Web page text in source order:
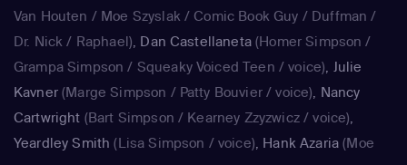
Van Houten / Moe Szyslak / Comic Book Guy / Duffman /
Dr. Nick / Raphael) Dan Castellaneta(Homer Simpson /
Grampa Simpson / Squeaky Voiced Teen / voice)
Julie
Kavner(Marge Simpson / Patty Bouvier / voice) Nancy
Cartwright (Bart Simpson / Kearney Zzyzwicz / voice)
Yeardley Smith (Lisa Simpson / voice) Hank Azaria (Moe